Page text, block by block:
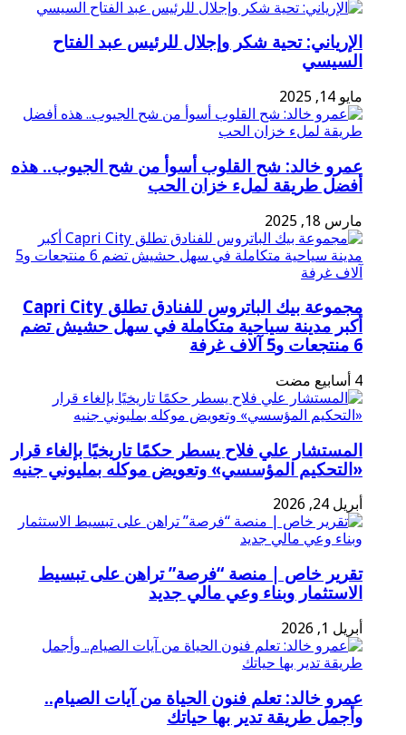
الإرياني: تحية شكر وإجلال للرئيس عبد الفتاح
السيسي
مايو 14, 2025
عمرو خالد: شح القلوب أسوأ من شح الجيوب.. هذه
أفضل طريقة لملء خزان الحب
مارس 18, 2025
مجموعة بيك الباتروس للفنادق تطلق Capri City
أكبر مدينة سياحية متكاملة في سهل حشيش تضم
6 منتجعات و5 آلاف غرفة
المستشار علي فلاح يسطر حكمًا تاريخيًا بإلغاء قرار
«التحكيم المؤسسي» وتعويض موكله بمليوني جنيه
أبريل 24, 2026
تقرير خاص | منصة “فرصة” تراهن على تبسيط
الاستثمار وبناء وعي مالي جديد
أبريل 1, 2026
عمرو خالد: تعلم فنون الحياة من آيات الصيام..
وأجمل طريقة تدير بها حياتك